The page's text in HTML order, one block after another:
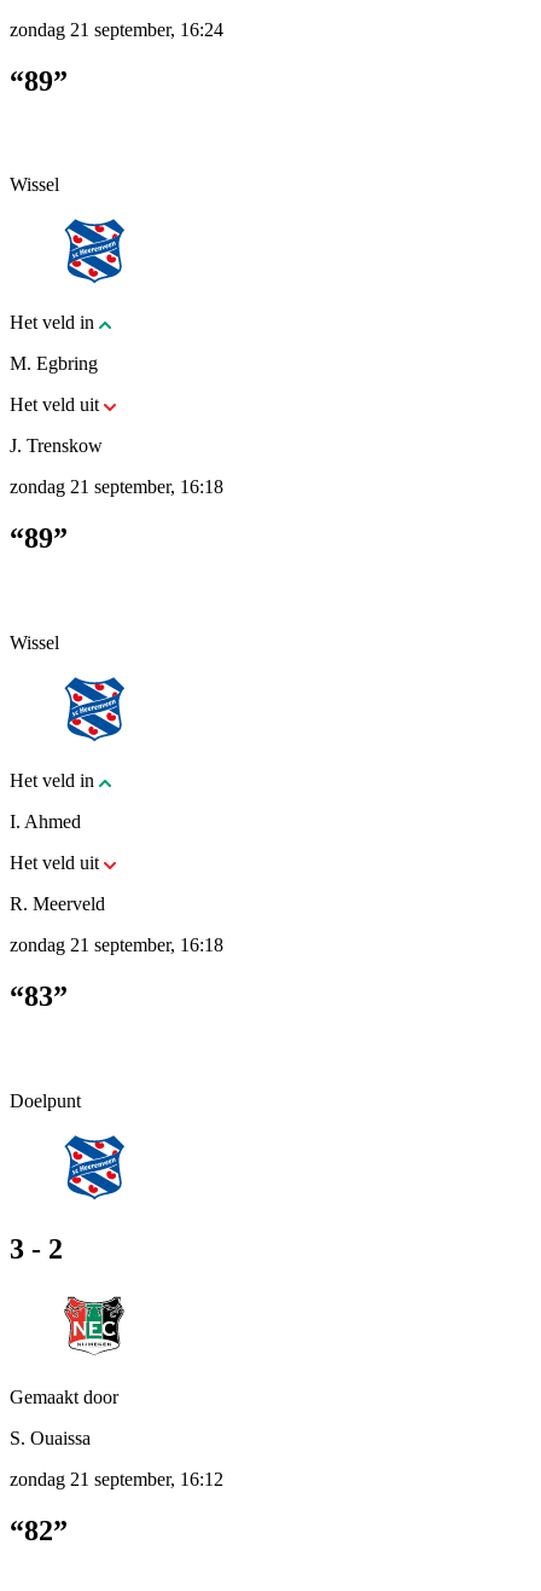
zondag 21 september, 16:24
“89”
Wissel
Het veld in
M. Egbring
Het veld uit
J. Trenskow
zondag 21 september, 16:18
“89”
Wissel
Het veld in
I. Ahmed
Het veld uit
R. Meerveld
zondag 21 september, 16:18
“83”
Doelpunt
3 - 2
Gemaakt door
S. Ouaissa
zondag 21 september, 16:12
“82”